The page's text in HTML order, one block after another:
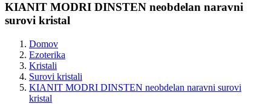
KIANIT MODRI DINSTEN neobdelan naravni
surovi kristal
Domov
Ezoterika
Kristali
Surovi kristali
KIANIT MODRI DINSTEN neobdelan naravni surovi
kristal